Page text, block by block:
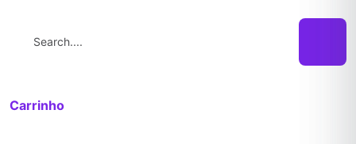
Carrinho